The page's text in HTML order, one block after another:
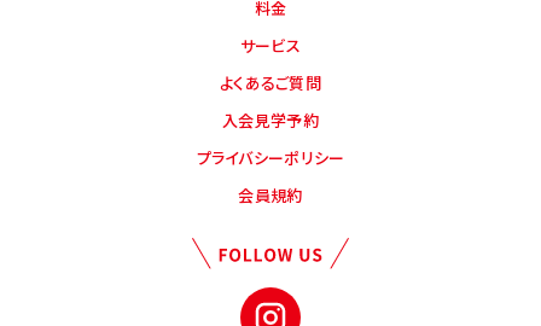
料金
サービス
よくあるご質問
入会見学予約
プライバシーポリシー
会員規約